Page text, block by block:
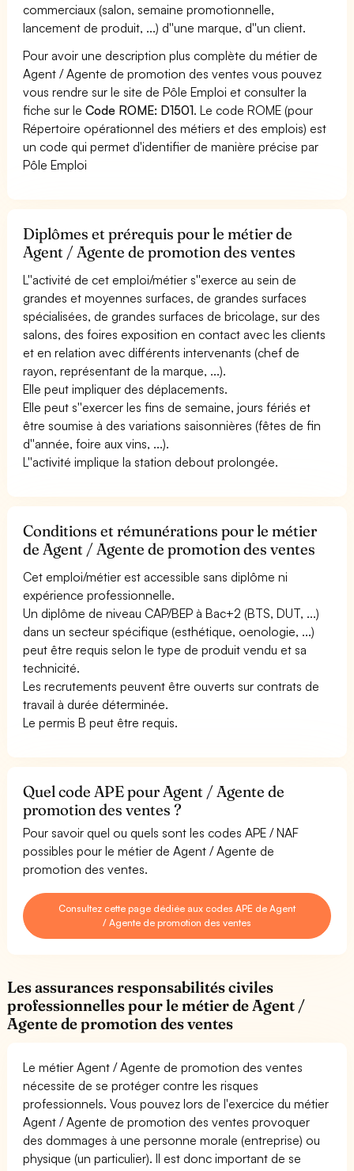
commerciaux (salon, semaine promotionnelle,
lancement de produit, ...) d''une marque, d''un client.
Pour avoir une description plus complète du métier de
Agent / Agente de promotion des ventes vous pouvez
vous rendre sur le site de Pôle Emploi et consulter la
fiche sur leCode ROME: D1501. Le code ROME (pour
Répertoire opérationnel des métiers et des emplois) est
un code qui permet d'identifier de manière précise par
Pôle Emploi
Diplômes et prérequis pour le métier de
Agent / Agente de promotion des ventes
L''activité de cet emploi/métier s''exerce au sein de
grandes et moyennes surfaces, de grandes surfaces
spécialisées, de grandes surfaces de bricolage, sur des
salons, des foires exposition en contact avec les clients
et en relation avec différents intervenants (chef de
rayon, représentant de la marque, ...).
Elle peut impliquer des déplacements.
Elle peut s''exercer les fins de semaine, jours fériés et
être soumise à des variations saisonnières (fêtes de fin
d''année, foire aux vins, ...).
L''activité implique la station debout prolongée.
Conditions et rémunérations pour le métier
de Agent / Agente de promotion des ventes
Cet emploi/métier est accessible sans diplôme ni
expérience professionnelle.
Un diplôme de niveau CAP/BEP à Bac+2 (BTS, DUT, ...)
dans un secteur spécifique (esthétique, oenologie, ...)
peut être requis selon le type de produit vendu et sa
technicité.
Les recrutements peuvent être ouverts sur contrats de
travail à durée déterminée.
Le permis B peut être requis.
Quel code APE pour Agent / Agente de
promotion des ventes ?
Pour savoir quel ou quels sont les codes APE / NAF
possibles pour le métier de Agent / Agente de
promotion des ventes.
Consultez cette page dédiée aux codes APE de Agent
/ Agente de promotion des ventes
Les assurances responsabilités civiles
professionnelles pour le métier de Agent /
Agente de promotion des ventes
Le métier Agent / Agente de promotion des ventes
nécessite de se protéger contre les risques
professionnels. Vous pouvez lors de l'exercice du métier
Agent / Agente de promotion des ventes provoquer
des dommages à une personne morale (entreprise) ou
physique (un particulier). Il est donc important de se